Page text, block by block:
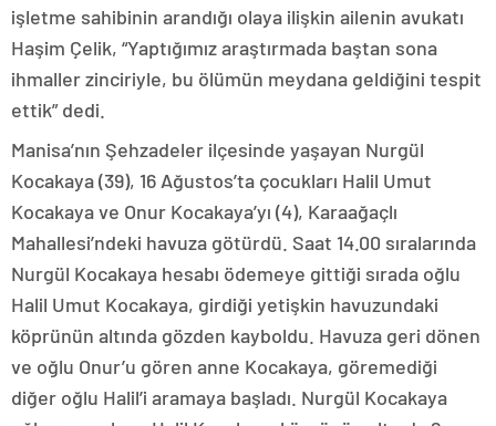
işletme sahibinin arandığı olaya ilişkin ailenin avukatı
Haşim Çelik, “Yaptığımız araştırmada baştan sona
ihmaller zinciriyle, bu ölümün meydana geldiğini tespit
ettik” dedi.
Manisa’nın Şehzadeler ilçesinde yaşayan Nurgül
Kocakaya (39), 16 Ağustos’ta çocukları Halil Umut
Kocakaya ve Onur Kocakaya’yı (4), Karaağaçlı
Mahallesi’ndeki havuza götürdü. Saat 14.00 sıralarında
Nurgül Kocakaya hesabı ödemeye gittiği sırada oğlu
Halil Umut Kocakaya, girdiği yetişkin havuzundaki
köprünün altında gözden kayboldu. Havuza geri dönen
ve oğlu Onur’u gören anne Kocakaya, göremediği
diğer oğlu Halil’i aramaya başladı. Nurgül Kocakaya